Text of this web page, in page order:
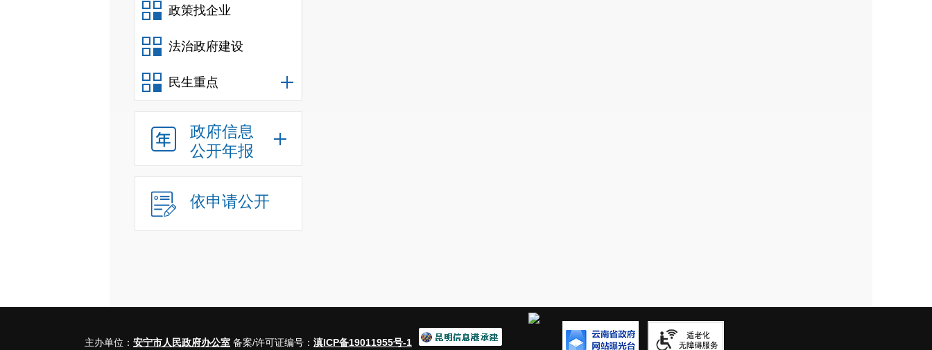
政策找企业
法治政府建设
民生重点
政府信息
公开年报
依申请公开
主办单位： 安宁市人民政府办公室 备案/许可证编号： 滇ICP备19011955号-1